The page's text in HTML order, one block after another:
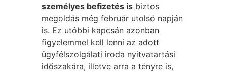
személyes befizetés is biztos
megoldás még február utolsó napján
is. Ez utóbbi kapcsán azonban
figyelemmel kell lenni az adott
ügyfélszolgálati iroda nyitvatartási
időszakára, illetve arra a tényre is,